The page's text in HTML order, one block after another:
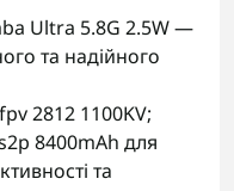
Ultra 5.8G 2.5W —
та надійного
2812 1100KV;
8400mAh для
та